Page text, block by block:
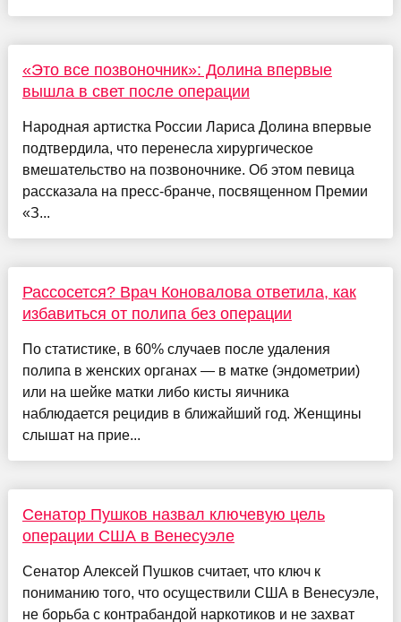
«Это все позвоночник»: Долина впервые
вышла в свет после операции
Народная артистка России Лариса Долина впервые
подтвердила, что перенесла хирургическое
вмешательство на позвоночнике. Об этом певица
рассказала на пресс-бранче, посвященном Премии
«З...
Рассосется? Врач Коновалова ответила, как
избавиться от полипа без операции
По статистике, в 60% случаев после удаления
полипа в женских органах — в матке (эндометрии)
или на шейке матки либо кисты яичника
наблюдается рецидив в ближайший год. Женщины
слышат на прие...
Сенатор Пушков назвал ключевую цель
операции США в Венесуэле
Сенатор Алексей Пушков считает, что ключ к
пониманию того, что осуществили США в Венесуэле,
не борьба с контрабандой наркотиков и не захват